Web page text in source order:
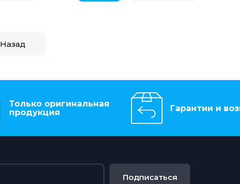
Назад
Только оригинальная
продукция
Гарантии и
Подписаться